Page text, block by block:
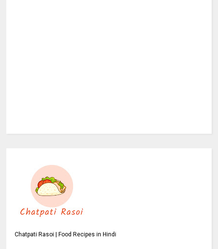
Chatpati Rasoi | Food Recipes in Hindi